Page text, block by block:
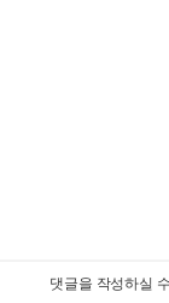
댓글을 작성하실